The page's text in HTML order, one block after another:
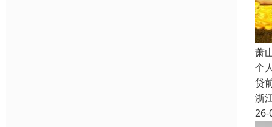
萧
个
贷
浙
26-